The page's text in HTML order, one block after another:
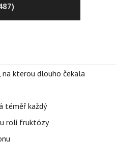
kterou dlouho čekala
téměř každý
roli fruktózy